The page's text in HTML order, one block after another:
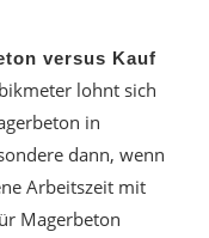
versus Kauf
lohnt sich
in
dann, wenn
Arbeitszeit mit
Magerbeton